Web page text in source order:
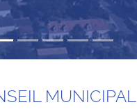
MUNICIPAL